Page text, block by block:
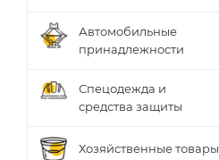
Автомобильные
принадлежности
Спецодежда и
средства защиты
Хозяйственные товары